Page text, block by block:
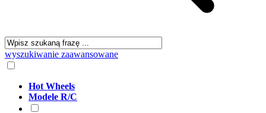
wyszukiwanie zaawansowane
Hot Wheels
Modele R/C